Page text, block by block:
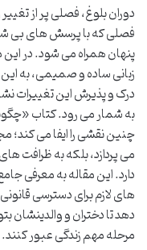
دوران بلوغ، فصلی پر از
فصلی که با پرسش های بی
پنهان همراه می شود. در
زبانی ساده و صمیمی، به
درک و پذیرش این تغییرات
به شمار می رود. کتاب
چنین نقشی را ایفا می کند؛
می پردازد، بلکه به ظرافت
دارد. این مقاله به معرفی
دهد تا دختران و والدینشان
مرحله مهم زندگی عبور کنند.